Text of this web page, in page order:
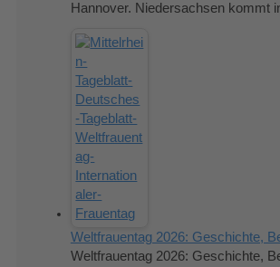
Hannover. Niedersachsen kommt
Weltfrauentag 2026: Geschichte,
Weltfrauentag 2026: Geschichte,